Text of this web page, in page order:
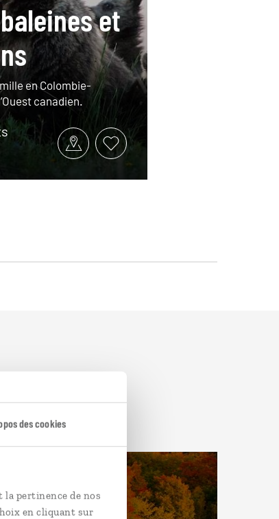
des cookies
pertinence de nos
en cliquant sur
et
en Colombie-
canadien.